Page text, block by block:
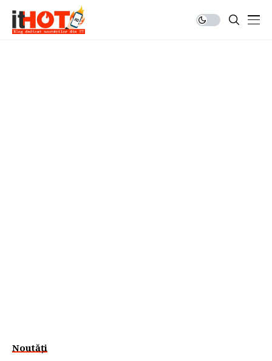
Noutăți